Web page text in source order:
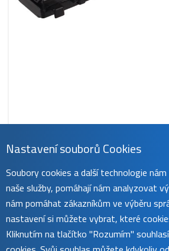
709 Kč
obvykle do 45 dnů
Nastavení souborů Cookies
Soubory cookies a další technologie
naše služby, pomáhají nám analyzovat
nám pomáhat zákazníkům ve výběru
nastavení si můžete vybrat, které
Kliknutím na tlačítko "Rozumím"